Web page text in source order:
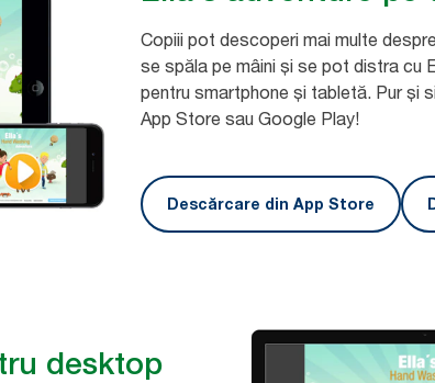
Copiii pot descoperi mai multe
se spăla pe mâini și se pot distra cu
pentru smartphone și tabletă. Pur și
App Store sau Google Play!
Descărcare din App Store
desktop